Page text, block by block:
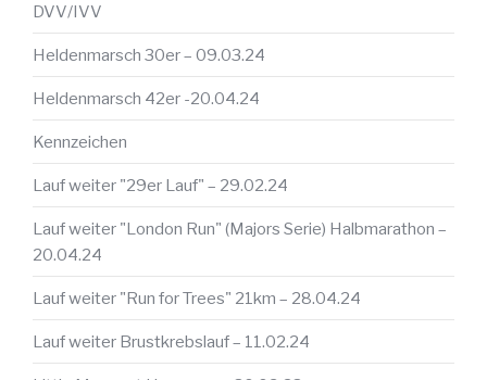
DVV/IVV
Heldenmarsch 30er – 09.03.24
Heldenmarsch 42er -20.04.24
Kennzeichen
Lauf weiter "29er Lauf" – 29.02.24
Lauf weiter "London Run" (Majors Serie) Halbmarathon –
20.04.24
Lauf weiter "Run for Trees" 21km – 28.04.24
Lauf weiter Brustkrebslauf – 11.02.24